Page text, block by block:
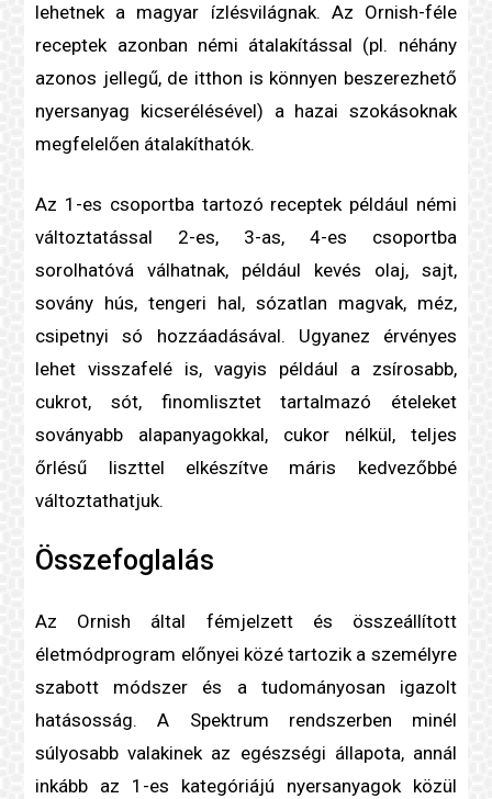
lehetnek a magyar ízlésvilágnak. Az Ornish-féle
receptek azonban némi átalakítással (pl. néhány
azonos jellegű, de itthon is könnyen beszerezhető
nyersanyag kicserélésével) a hazai szokásoknak
megfelelően átalakíthatók.
Az 1-es csoportba tartozó receptek például némi
változtatással 2-es, 3-as, 4-es csoportba
sorolhatóvá válhatnak, például kevés olaj, sajt,
sovány hús, tengeri hal, sózatlan magvak, méz,
csipetnyi só hozzáadásával. Ugyanez érvényes
lehet visszafelé is, vagyis például a zsírosabb,
cukrot, sót, finomlisztet tartalmazó ételeket
soványabb alapanyagokkal, cukor nélkül, teljes
őrlésű liszttel elkészítve máris kedvezőbbé
változtathatjuk.
Összefoglalás
Az Ornish által fémjelzett és összeállított
életmódprogram előnyei közé tartozik a személyre
szabott módszer és a tudományosan igazolt
hatásosság. A Spektrum rendszerben minél
súlyosabb valakinek az egészségi állapota, annál
inkább az 1-es kategóriájú nyersanyagok közül